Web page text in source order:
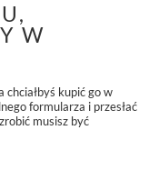
W
chciałbyś kupić go w
formularza i przesłać
musisz być